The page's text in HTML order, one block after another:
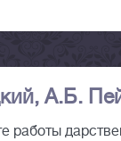
А.Б.
работы